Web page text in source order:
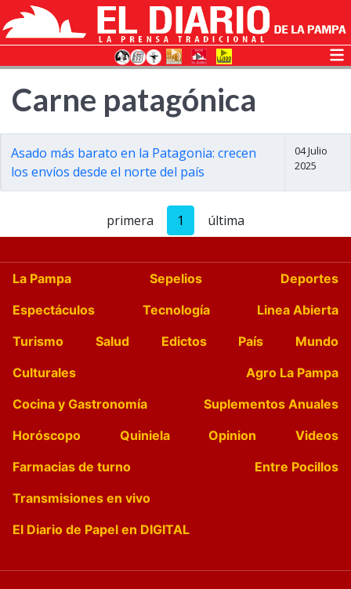
Carne patagónica
Asado más barato en la Patagonia: crecen
los envíos desde el norte del país
04 Julio
2025
primera 1 última
La Pampa Sepelios
Deportes
Espectáculos
Tecnología
Linea Abierta
Turismo
Salud Edictos País
Mundo
Culturales
Agro La Pampa
Cocina y Gastronomía
Suplementos Anuales
Horóscopo
Quiniela Opinion
Videos
Farmacias de turno
Entre Pocillos
Transmisiones en vivo
El Diario de Papel en DIGITAL